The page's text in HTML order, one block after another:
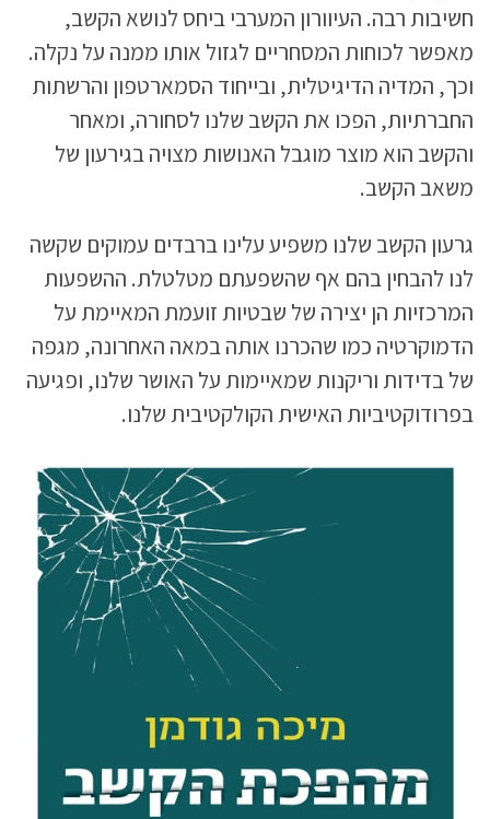
חשיבות רבה. העיוורון המערבי ביחס לנושא הקשב,
מאפשר לכוחות המסחריים לגזול אותו ממנה על נקלה.
וכך, המדיה הדיגיטלית, ובייחוד הסמארטפון והרשתות
החברתיות, הפכו את הקשב שלנו לסחורה, ומאחר
והקשב הוא מוצר מוגבל האנושות מצויה בגירעון של
משאב הקשב.
גרעון הקשב שלנו משפיע עלינו ברבדים עמוקים שקשה
לנו להבחין בהם אף שהשפעתם מטלטלת. ההשפעות
המרכזיות הן יצירה של שבטיות זועמת המאיימת על
הדמוקרטיה כמו שהכרנו אותה במאה האחרונה, מגפה
של בדידות וריקנות שמאיימות על האושר שלנו, ופגיעה
בפרודוקטיביות האישית הקולקטיבית שלנו.